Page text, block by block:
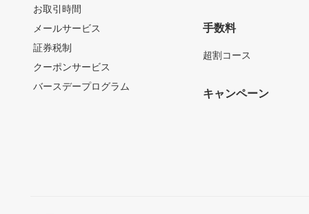
お取引時間
メールサービス
証券税制
クーポンサービス
バースデープログラム
手数料
超割コース
キャンペーン